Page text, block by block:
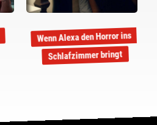
Wenn Alexa den Horror ins
Schlafzimmer bringt